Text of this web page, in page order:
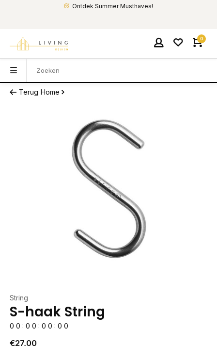
Ontdek Summer Musthaves!
0
Terug Home
String
S-haak String
0 0 : 0 0 : 0 0 : 0 0
€27,00